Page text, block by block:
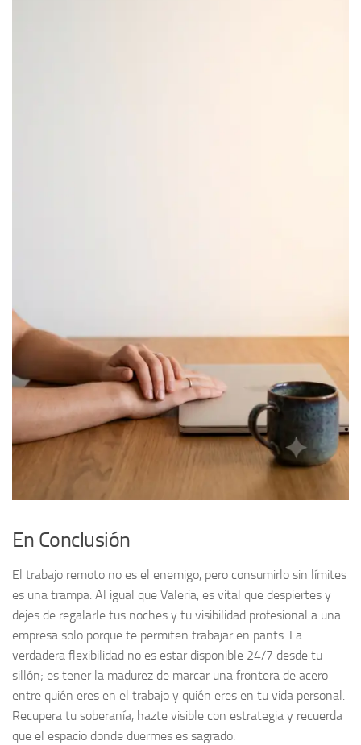
En Conclusión
El trabajo remoto no es el enemigo, pero consumirlo sin límites
es una trampa. Al igual que Valeria, es vital que despiertes y
dejes de regalarle tus noches y tu visibilidad profesional a una
empresa solo porque te permiten trabajar en pants. La
verdadera flexibilidad no es estar disponible 24/7 desde tu
sillón; es tener la madurez de marcar una frontera de acero
entre quién eres en el trabajo y quién eres en tu vida personal.
Recupera tu soberanía, hazte visible con estrategia y recuerda
que el espacio donde duermes es sagrado.